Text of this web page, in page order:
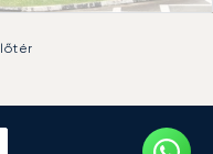
bérlése a